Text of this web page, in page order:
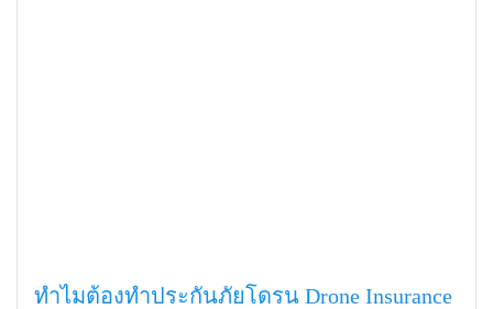
ทำไมต้องทำประกันภัยโดรน Drone Insurance